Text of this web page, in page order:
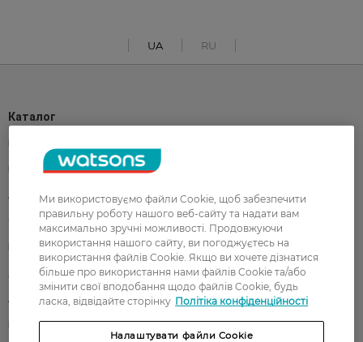
UA RU
Каталог
Парфуми
Акції Макіяж
Обличчя Тіло
Подарунки Діти
Волосся
Аксесуари Дерматокосметика
Бренди
Ми використовуємо файли Cookie, щоб забезпечити
правильну роботу нашого веб-сайту та надати вам
максимально зручні можливості. Продовжуючи
використання нашого сайту, ви погоджуєтесь на
використання файлів Cookie. Якщо ви хочете дізнатися
більше про використання нами файлів Cookie та/або
змінити свої вподобання щодо файлів Cookie, будь
ласка, відвідайте сторінку Політіка конфіденційності
Налаштувати файли Cookie